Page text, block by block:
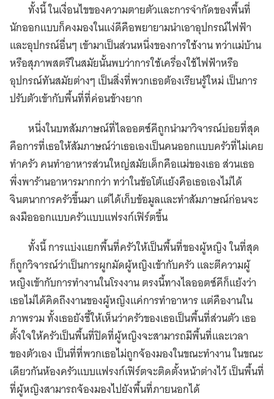
ทั้งนี้ ในเงื่อนไขของความตายตัวและการจำกัดของพื้นที่
นักออกแบบก็คงมองในแง่ดีคือพยายามนำเอาอุปกรณ์ไฟฟ้า
และอุปกรณ์อื่นๆ เข้ามาเป็นส่วนหนึ่งของการใช้งาน ทว่าแม่บ้าน
หรือสุภาพสตรีในสมัยนั้นพบว่าการใช้เครื่องใช้ไฟฟ้าหรือ
อุปกรณ์ทันสมัยต่างๆ เป็นสิ่งที่พวกเธอต้องเรียนรู้ใหม่ เป็นการ
ปรับตัวเข้ากับพื้นที่ที่ค่อนข้างยาก
หนึ่งในบทสัมภาษณ์ที่ไลออตซ์คีถูกนำมาวิจารณ์บ่อยที่สุด
คือการที่เธอให้สัมภาษณ์ว่าเธอเองเป็นคนออกแบบครัวที่ไม่เคย
ทำครัว คนทำอาหารส่วนใหญ่สมัยเด็กคือแม่ของเธอ ส่วนเธอ
พึ่งพาร้านอาหารมากกว่า ทว่าในข้อโต้แย้งคือเธอเองไม่ได้
จินตนาการครัวขึ้นมา แต่ได้เก็บข้อมูลและทำสัมภาษณ์ก่อนจะ
ลงมือออกแบบครัวแบบแฟรงก์เฟิร์ตขึ้น
ทั้งนี้ การแบ่งแยกพื้นที่ครัวให้เป็นพื้นที่ของผู้หญิง ในที่สุด
ก็ถูกวิจารณ์ว่าเป็นการผูกมัดผู้หญิงเข้ากับครัว และตีความผู้
หญิงเข้ากับการทำงานในโรงงาน ตรงนี้ทางไลออตซ์คีก็แย้งว่า
เธอไม่ได้คิดถึงงานของผู้หญิงแค่การทำอาหาร แต่คืองานใน
ภาพรวม ทั้งเธอยังชี้ให้เห็นว่าครัวของเธอเป็นพื้นที่ส่วนตัว เธอ
ตั้งใจให้ครัวเป็นพื้นที่ปิดที่ผู้หญิงจะสามารถมีพื้นที่และเวลา
ของตัวเอง เป็นที่ที่พวกเธอไม่ถูกจ้องมองในขณะทำงาน ในขณะ
เดียวกันห้องครัวแบบแฟรงก์เฟิร์ตจะติดตั้งหน้าต่างไว้ เป็นพื้นที่
ที่ผู้หญิงสามารถจ้องมองไปยังพื้นที่ภายนอกได้